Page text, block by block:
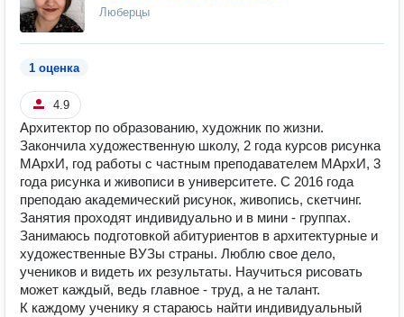
Люберцы
1 оценка
4.9
Архитектор по образованию, художник по жизни.
Закончила художественную школу, 2 года курсов рисунка
МАрхИ, год работы с частным преподавателем МАрхИ, 3
года рисунка и живописи в университете. С 2016 года
преподаю академический рисунок, живопись, скетчинг.
Занятия проходят индивидуально и в мини - группах.
Занимаюсь подготовкой абитуриентов в архитектурные и
художественные ВУЗы страны. Люблю свое дело,
учеников и видеть их результаты. Научиться рисовать
может каждый, ведь главное - труд, а не талант.
К каждому ученику я стараюсь найти индивидуальный